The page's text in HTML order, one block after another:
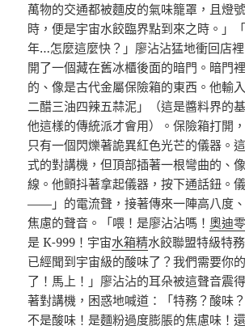
萬物的交通都被麵皮的氣味籠罩，且燈
時，便是宇宙水餃臨界點到來之時。」
年…怎麼這麼快？」廖沾沾猛地衝回店
開了一個藏在舊冰櫃後面的暗門。暗門
的、像是古代金屬保險箱的東西。他輸
二醋三油四辣五蒜泥」（這是醬料界的
他這樣的傳統派才會用）。保險箱打開
只有一個閃爍著詭異紅色光芒的儀器。
式的對講機，但頂部插著一根彎曲的、
線。他顫抖著拿起儀器，按下通話鈕。
——」的電流聲，接著傳來一陣高八度
焦慮的聲音。「喂！是廖沾沾嗎！奧迪
是 K-999！宇宙水箱精水餃聯盟特級特
已經聞到宇宙級的酸味了？我們需要你
了！馬上！」廖沾沾的耳朵被這聲音震
著對講機，困惑地喊道：「特務？酸味
不是酸味！是麵粉過度膨脹的焦慮味！